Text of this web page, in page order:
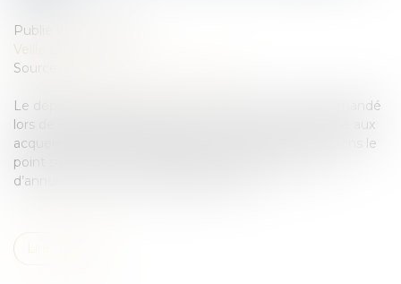
Publié le :
Veille juridique
Source :
Le dépôt de garantie pour un achat en VEFA est demandé
lors de la réservation du bien immobilier. Il est restitué aux
acquéreurs en cas d’annulation, sous conditions. Faisons le
point sur la restitution du dépôt de garantie en cas
d’annulation d’une vente dans le neuf...